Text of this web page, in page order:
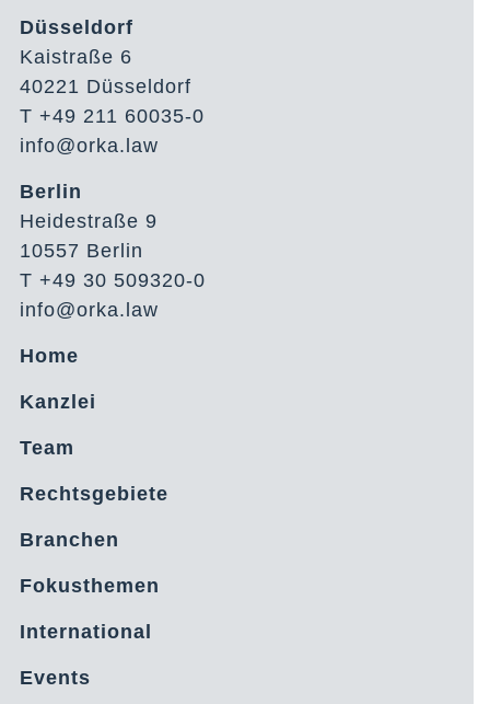
Düsseldorf
Kaistraße 6
40221 Düsseldorf
T +49 211 60035-0
info@orka.law
Berlin
Heidestraße 9
10557 Berlin
T +49 30 509320-0
info@orka.law
Home
Kanzlei
Team
Rechtsgebiete
Branchen
Fokusthemen
International
Events